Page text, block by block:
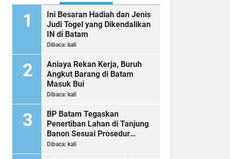
Ini Besaran Hadiah dan Jenis
Judi Togel yang Dikendalikan
IN di Batam
Dibaca: kali
Aniaya Rekan Kerja, Buruh
Angkut Barang di Batam
Masuk Bui
Dibaca: kali
BP Batam Tegaskan
Penertiban Lahan di Tanjung
Banon Sesuai Prosedur
Hukum
Dibaca: kali